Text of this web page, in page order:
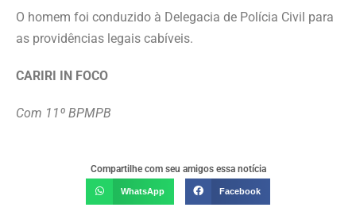
O homem foi conduzido à Delegacia de Polícia Civil para
as providências legais cabíveis.
CARIRI IN FOCO
Com 11º BPMPB
Compartilhe com seu amigos essa notícia
WhatsApp Facebook